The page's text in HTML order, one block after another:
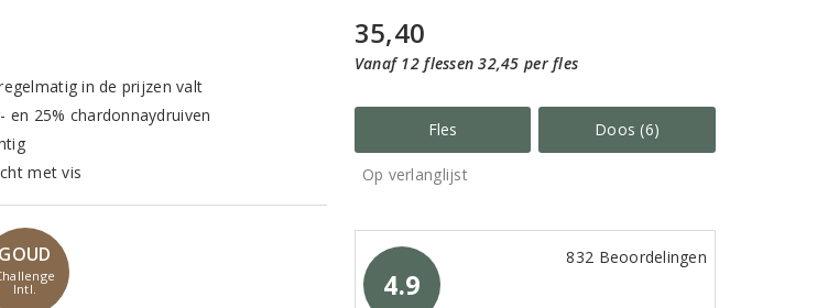
in de prijzen valt
en 25% chardonnaydruiven
met vis
GOUD
Intl.
35,40
Vanaf 12 flessen 32,45 per fles
Fles Doos (6)
Op verlanglijst
4.9
832 Beoordelingen